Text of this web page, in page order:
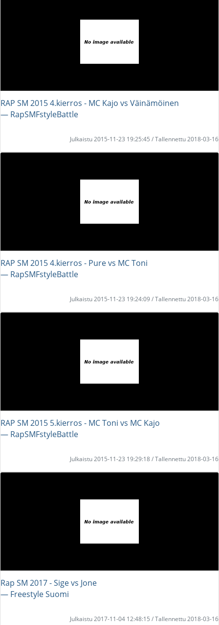
RAP SM 2015 4.kierros - MC Kajo vs Väinämöinen
― RapSMFstyleBattle
Julkaistu 2015-11-23 19:25:45 / Tallennettu 2018-03-16
RAP SM 2015 4.kierros - Pure vs MC Toni
― RapSMFstyleBattle
Julkaistu 2015-11-23 19:24:09 / Tallennettu 2018-03-16
RAP SM 2015 5.kierros - MC Toni vs MC Kajo
― RapSMFstyleBattle
Julkaistu 2015-11-23 19:29:18 / Tallennettu 2018-03-16
Rap SM 2017 - Sige vs Jone
― Freestyle Suomi
Julkaistu 2017-11-04 12:48:15 / Tallennettu 2018-03-16